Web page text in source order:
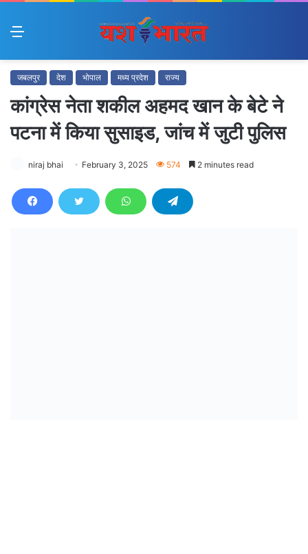
Menu
जबलपुर देश भोपाल मध्य प्रदेश राज्य
कांग्रेस नेता शकील अहमद खान के बेटे ने
पटना में किया सुसाइड, जांच में जुटी पुलिस
niraj bhai February 3, 2025 574 2 minutes read